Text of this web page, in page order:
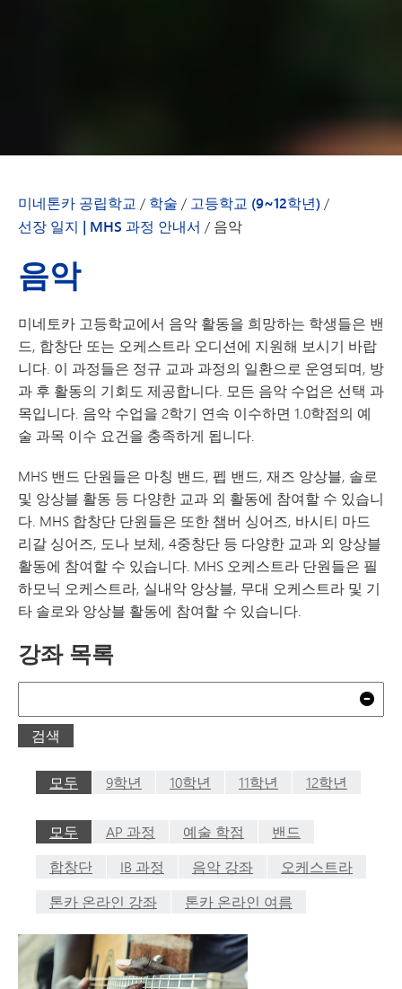
미네톤카 공립학교 / 학술 / 고등학교 (9~12학년)/
선장 일지 | MHS 과정 안내서 / 음악
음악
미네토카 고등학교에서 음악 활동을 희망하는 학생들은 밴
드, 합창단 또는 오케스트라 오디션에 지원해 보시기 바랍
니다. 이 과정들은 정규 교과 과정의 일환으로 운영되며, 방
과 후 활동의 기회도 제공합니다. 모든 음악 수업은 선택 과
목입니다. 음악 수업을 2학기 연속 이수하면 1.0학점의 예
술 과목 이수 요건을 충족하게 됩니다.
MHS 밴드 단원들은 마칭 밴드, 펩 밴드, 재즈 앙상블, 솔로
및 앙상블 활동 등 다양한 교과 외 활동에 참여할 수 있습니
다. MHS 합창단 단원들은 또한 챔버 싱어즈, 바시티 마드
리갈 싱어즈, 도나 보체, 4중창단 등 다양한 교과 외 앙상블
활동에 참여할 수 있습니다. MHS 오케스트라 단원들은 필
하모닉 오케스트라, 실내악 앙상블, 무대 오케스트라 및 기
타 솔로와 앙상블 활동에 참여할 수 있습니다.
강좌 목록
검색
모두 9학년 10학년 11학년 12학년
모두 AP 과정 예술 학점
밴드
합창단
IB 과정 음악 강좌
오케스트라
톤카 온라인 강좌
톤카 온라인 여름